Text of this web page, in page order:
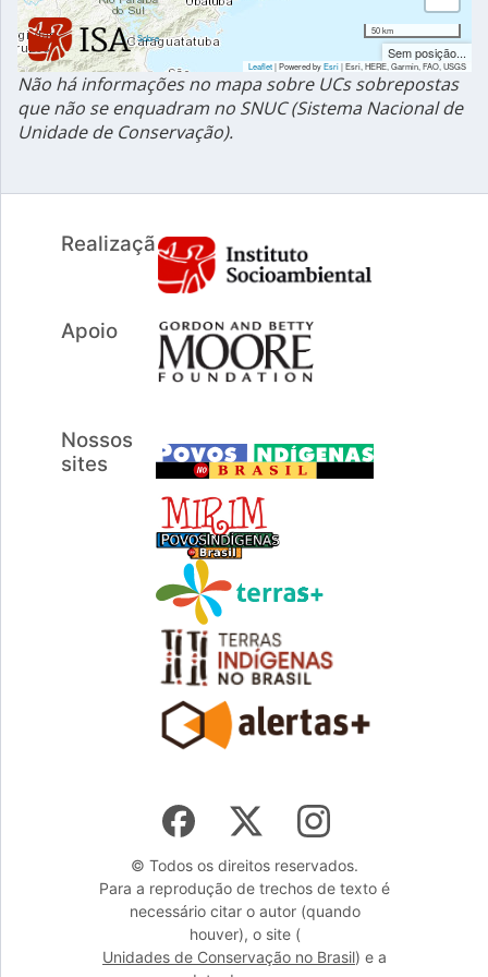
|Sobre
50 km
Sem posição...
Leaflet| Powered byEsri|Esri, HERE, Garmin, FAO, USGS
Não há informações no mapa sobre UCs sobrepostas
que não se enquadram no SNUC (Sistema Nacional de
Unidade de Conservação).